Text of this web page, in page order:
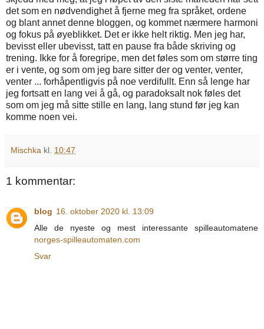
det som en nødvendighet å fjerne meg fra språket, ordene
og blant annet denne bloggen, og kommet nærmere harmoni
og fokus på øyeblikket. Det er ikke helt riktig. Men jeg har,
bevisst eller ubevisst, tatt en pause fra både skriving og
trening. Ikke for å foregripe, men det føles som om større ting
er i vente, og som om jeg bare sitter der og venter, venter,
venter ... forhåpentligvis på noe verdifullt. Enn så lenge har
jeg fortsatt en lang vei å gå, og paradoksalt nok føles det
som om jeg må sitte stille en lang, lang stund før jeg kan
komme noen vei.
Mischka kl. 10:47
1 kommentar:
blog 16. oktober 2020 kl. 13:09
Alle de nyeste og mest interessante spilleautomatene
norges-spilleautomaten.com
Svar